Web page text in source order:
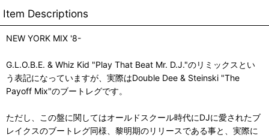
Item Descriptions
NEW YORK MIX '8-
G.L.O.B.E. & Whiz Kid "Play That Beat Mr. D.J."のリミックスとい
う表記になっていますが、実際はDouble Dee & Steinski "The
Payoff Mix"のブートレグです。
ただし、この盤に関してはオールドスクール時代にDJに愛されたブ
レイクスのブートレグ同様、黎明期のリリースである事と、実際に